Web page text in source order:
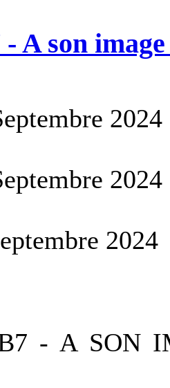
A son image
2024
- A SON